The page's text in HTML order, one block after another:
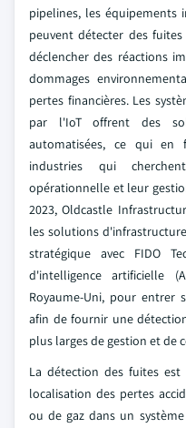
pipelines, les équipements
peuvent détecter des
déclencher des réactions
dommages
pertes financières. Les
par l'IoT offrent des
automatisées, ce qui
industries qui
opérationnelle et leur
2023, Oldcastle
les solutions
stratégique avec FIDO
d'intelligence artificielle
Royaume-Uni, pour
afin de fournir une
plus larges de gestion et de
La détection des fuites
localisation des pertes
ou de gaz dans un